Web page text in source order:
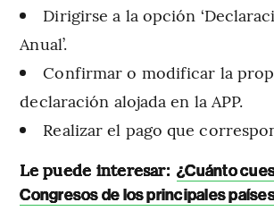
Dirigirse a la opción
Anual’.
Confirmar o modificar la
declaración alojada en la APP.
Realizar el pago que
Le puede interesar: ¿Cuánto
Congresos de los principales